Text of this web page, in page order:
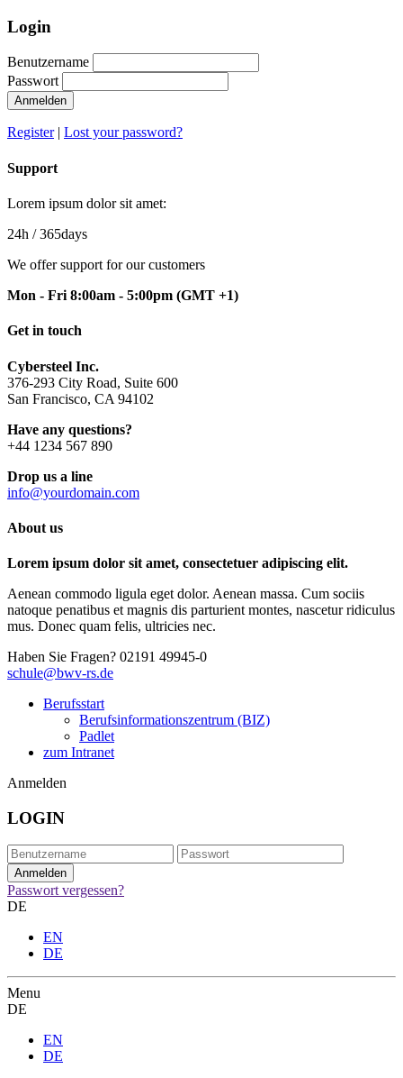
Login
Benutzername
Passwort
Anmelden
Register| Lost your password?
Support
Lorem ipsum dolor sit amet:
24h / 365days
We offer support for our customers
Mon - Fri 8:00am - 5:00pm (GMT +1)
Get in touch
Cybersteel Inc.
376-293 City Road, Suite 600
San Francisco, CA 94102
Have any questions?
+44 1234 567 890
Drop us a line
info@yourdomain.com
About us
Lorem ipsum dolor sit amet, consectetuer adipiscing elit.
Aenean commodo ligula eget dolor. Aenean massa. Cum sociis
natoque penatibus et magnis dis parturient montes, nascetur ridiculus
mus. Donec quam felis, ultricies nec.
Haben Sie Fragen? 02191 49945-0
schule@bwv-rs.de
Berufsstart
Berufsinformationszentrum (BIZ)
Padlet
zum Intranet
Anmelden
LOGIN
Passwort vergessen?
DE
EN
DE
Menu
DE
EN
DE